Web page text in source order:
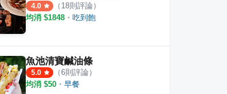
4.0 （ 18則評論）
均消 $1848 ・ 吃到飽
魚池清寶鹹油條
5.0 （6則評論）
均消 $50 ・ 早餐